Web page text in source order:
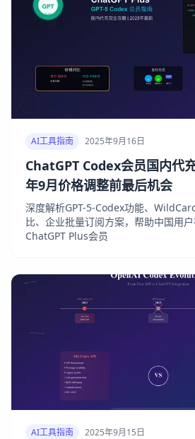
AI工具指南 2025年9月16日
ChatGPT Codex会员国内代
年9月价格调整前最后机会
深度解析GPT-5-Codex功能、
比、企业批量订阅方案，帮助中国用
ChatGPT Plus会员
AI工具指南 2025年9月15日